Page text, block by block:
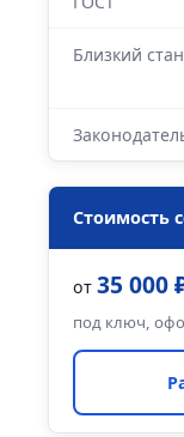
Близкий
Стоимость
от 35 000
под ключ,